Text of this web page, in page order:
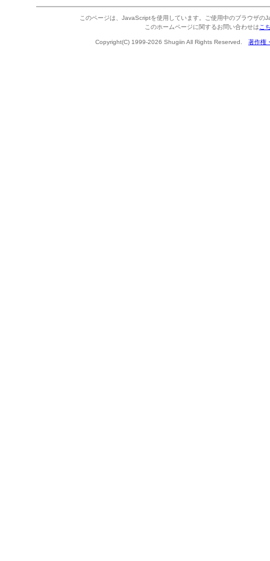
このページは、JavaScriptを使用しています。ご使用中のブラウザの
このホームページに関するお問い合わせは こ
Copyright(C) 1999-2026 Shugiin All Rights Reserved. 著作権